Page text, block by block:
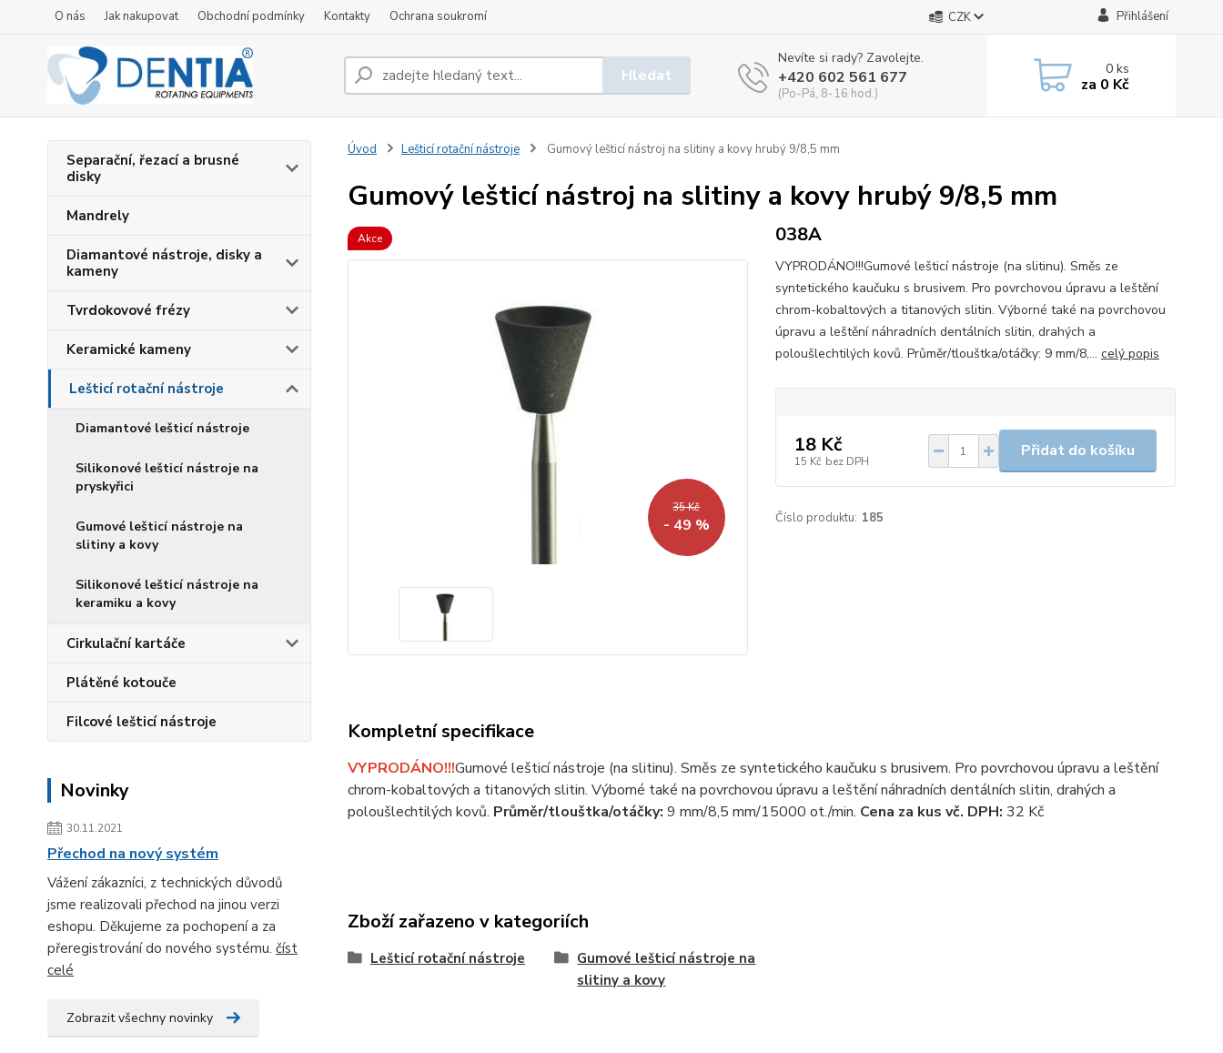
O nás Jak nakupovat Obchodní podmínky Kontakty Ochrana soukromí CZK Přihlášení
Hledat
Nevíte si rady? Zavolejte.
+420 602 561 677
(Po-Pá, 8-16 hod.)
0ks
za 0 Kč
Separační, řezací a brusné
disky
Mandrely
Diamantové nástroje, disky a
kameny
Tvrdokovové frézy
Keramické kameny
Lešticí rotační nástroje
Diamantové lešticí nástroje
Silikonové lešticí nástroje na
pryskyřici
Gumové lešticí nástroje na
slitiny a kovy
Silikonové lešticí nástroje na
keramiku a kovy
Cirkulační kartáče
Plátěné kotouče
Filcové lešticí nástroje
Novinky
30.11.2021
Přechod na nový systém
Vážení zákazníci, z technických důvodů
jsme realizovali přechod na jinou verzi
eshopu. Děkujeme za pochopení a za
přeregistrování do nového systému. číst
celé
Zobrazit všechny novinky
Úvod Lešticí rotační nástroje Gumový lešticí nástroj na slitiny a kovy hrubý 9/8,5 mm
Gumový lešticí nástroj na slitiny a kovy hrubý 9/8,5 mm
Akce
35 Kč
- 49 %
038A
VYPRODÁNO!!!Gumové lešticí nástroje (na slitinu). Směs ze
syntetického kaučuku s brusivem. Pro povrchovou úpravu a leštění
chrom-kobaltových a titanových slitin. Výborné také na povrchovou
úpravu a leštění náhradních dentálních slitin, drahých a
poloušlechtilých kovů. Průměr/tlouštka/otáčky: 9 mm/8,... celý popis
18 Kč
15 Kč bez DPH
Přidat do košíku
Číslo produktu: 185
Kompletní specifikace
VYPRODÁNO!!!Gumové lešticí nástroje (na slitinu). Směs ze syntetického kaučuku s brusivem. Pro povrchovou úpravu a leštění
chrom-kobaltových a titanových slitin. Výborné také na povrchovou úpravu a leštění náhradních dentálních slitin, drahých a
poloušlechtilých kovů. Průměr/tlouštka/otáčky: 9 mm/8,5 mm/15000 ot./min. Cena za kus vč. DPH: 32 Kč
Zboží zařazeno v kategoriích
Lešticí rotační nástroje
Gumové lešticí nástroje na
slitiny a kovy